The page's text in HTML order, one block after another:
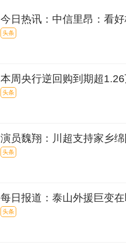
今日热讯：中信里昂：看
反弹 重申“跑赢大市”评级
头条
本周央行逆回购到期超
头条
演员魏翔：川超支持家乡
想解说足球_当前信息
头条
每日报道：泰山外援巨变
疑，战术革命倒逼洗牌
头条